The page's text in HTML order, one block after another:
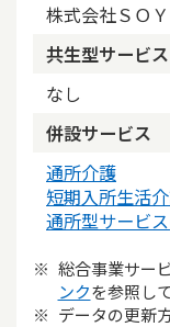
株式会社ＳＯ
共生型サービス
なし
併設サービス
通所介護
短期入所生活
通所型サービ
総合事業サー
ンクを参照し
データの更新